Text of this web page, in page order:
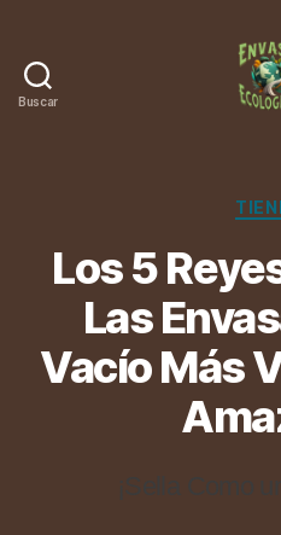
Buscar
Los 5
Las
Vacío Más